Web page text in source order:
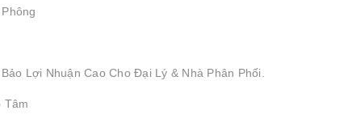
Lợi Nhuận Cao Cho Đại Lý & Nhà Phân Phối.
Tâm